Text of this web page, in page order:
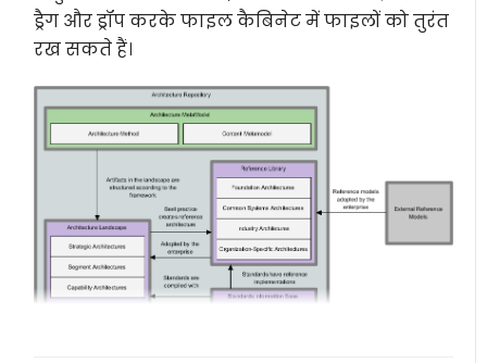
ड्रैग और ड्रॉप करके फाइल कैबिनेट में फाइलों को तुरंत
रख सकते हैं।